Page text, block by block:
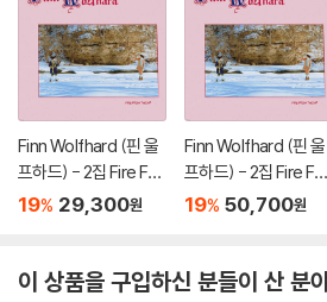
Finn Wolfhard (핀 울
프하드) - 2집 Fire Fro
m The Hip
19% 29,300원
Finn Wolfhard (핀 울
프하드) - 2집 Fire Fro
m The Hip [컬러 LP]
19% 50,700원
이 상품을 구입하신 분들이 산 분